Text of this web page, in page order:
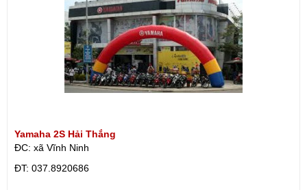
Yamaha 2S Hải Thắng
ĐC: xã Vĩnh Ninh
ÐT: 037.8920686